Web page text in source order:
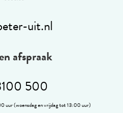
uit.nl
afspraak
500
uur (woensdag en vrijdag tot 13:00 uur)